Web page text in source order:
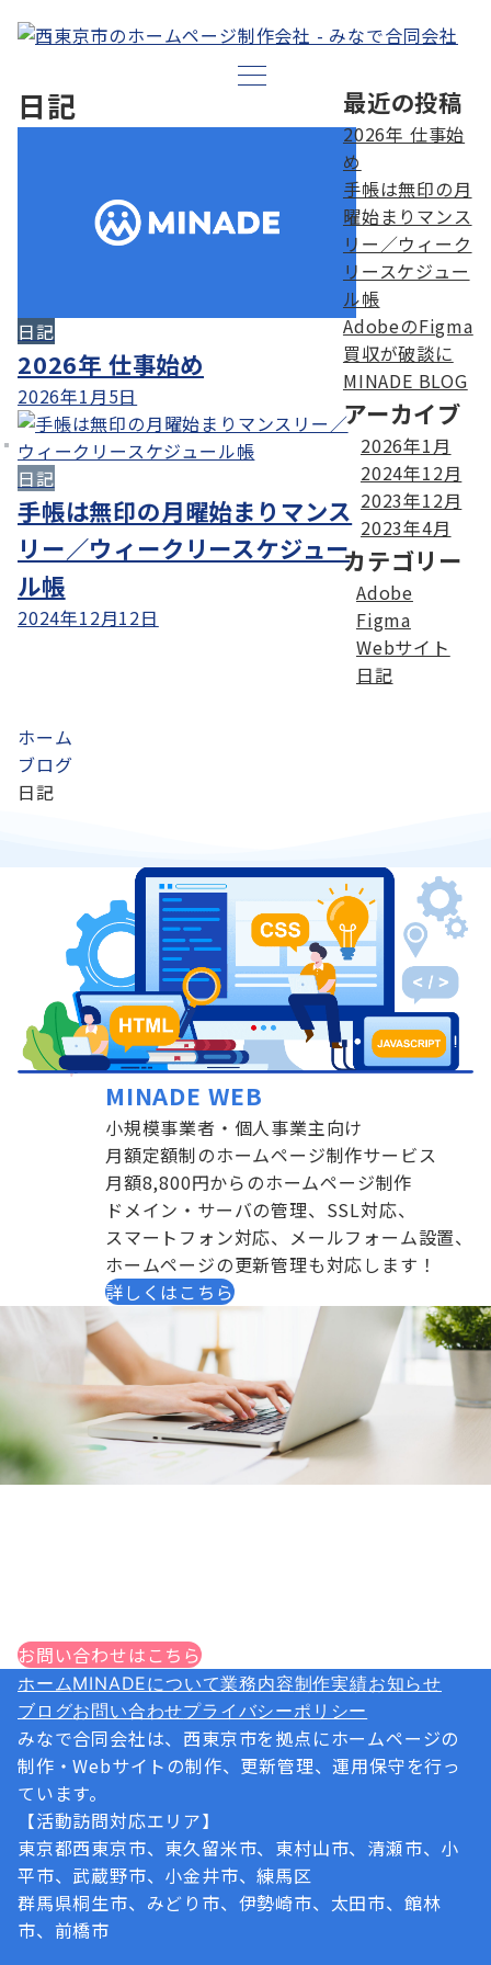
日記
日記
2026年 仕事始め
2026年1月5日
日記
手帳は無印の月曜始まりマンス
リー／ウィークリースケジュー
ル帳
2024年12月12日
最近の投稿
2026年 仕事始
め
手帳は無印の月
曜始まりマンス
リー／ウィーク
リースケジュー
ル帳
AdobeのFigma
買収が破談に
MINADE BLOG
アーカイブ
2026年1月
2024年12月
2023年12月
2023年4月
カテゴリー
Adobe
Figma
Webサイト
日記
ホーム
ブログ
日記
MINADE WEB
小規模事業者・個人事業主向け
月額定額制のホームページ制作サービス
月額8,800円からのホームページ制作
ドメイン・サーバの管理、SSL対応、
スマートフォン対応、メールフォーム設置、
ホームページの更新管理も対応します！
詳しくはこちら
お問い合わせはこちら
ホームMINADEについて業務内容制作実績お知らせ
ブログお問い合わせプライバシーポリシー
みなで合同会社は、西東京市を拠点にホームページの
制作・Webサイトの制作、更新管理、運用保守を行っ
ています。
【活動訪問対応エリア】
東京都西東京市、東久留米市、東村山市、清瀬市、小
平市、武蔵野市、小金井市、練馬区
群馬県桐生市、みどり市、伊勢崎市、太田市、館林
市、前橋市